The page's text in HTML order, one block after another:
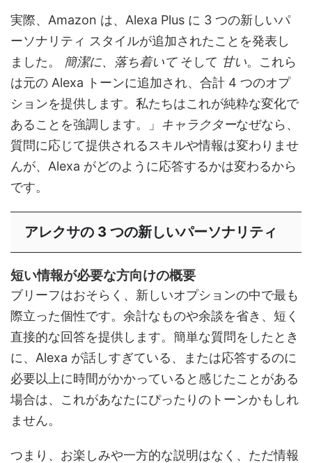
実際、Amazon は、Alexa Plus に 3 つの新しいパ
ーソナリティ スタイルが追加されたことを発表し
ました。 簡潔に、落ち着いてそして 甘い。これら
は元の Alexa トーンに追加され、合計 4 つのオプ
ションを提供します。私たちはこれが純粋な変化で
あることを強調します。」 キャラクターなぜなら、
質問に応じて提供されるスキルや情報は変わりませ
んが、Alexa がどのように応答するかは変わるから
です。
アレクサの 3 つの新しいパーソナリティ
短い情報が必要な方向けの概要
ブリーフはおそらく、新しいオプションの中で最も
際立った個性です。余計なものや余談を省き、短く
直接的な回答を提供します。簡単な質問をしたとき
に、Alexa が話しすぎている、または応答するのに
必要以上に時間がかかっていると感じたことがある
場合は、これがあなたにぴったりのトーンかもしれ
ません。
つまり、お楽しみや一方的な説明はなく、ただ情報